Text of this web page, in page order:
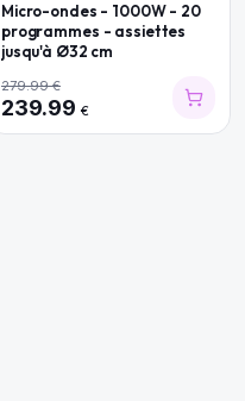
Micro-ondes - 1000W - 20
programmes - assiettes
jusqu'à Ø32 cm
279.99€
239.99 €